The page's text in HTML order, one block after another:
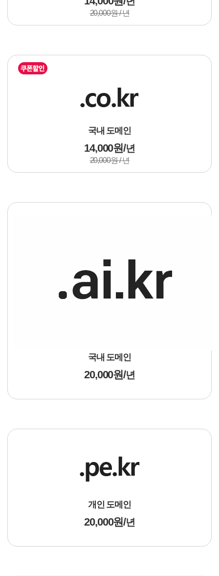
20,000원 / 년
국내 도메인
14,000원 /년
20,000원 / 년
국내 도메인
20,000원/년
개인 도메인
20,000원 /년